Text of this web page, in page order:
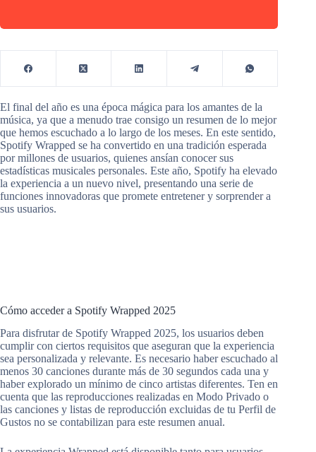
El final del año es una época mágica para los amantes de la
música, ya que a menudo trae consigo un resumen de lo mejor
que hemos escuchado a lo largo de los meses. En este sentido,
Spotify Wrapped se ha convertido en una tradición esperada
por millones de usuarios, quienes ansían conocer sus
estadísticas musicales personales. Este año, Spotify ha elevado
la experiencia a un nuevo nivel, presentando una serie de
funciones innovadoras que promete entretener y sorprender a
sus usuarios.
Cómo acceder a Spotify Wrapped 2025
Para disfrutar de Spotify Wrapped 2025, los usuarios deben
cumplir con ciertos requisitos que aseguran que la experiencia
sea personalizada y relevante. Es necesario haber escuchado al
menos 30 canciones durante más de 30 segundos cada una y
haber explorado un mínimo de cinco artistas diferentes. Ten en
cuenta que las reproducciones realizadas en Modo Privado o
las canciones y listas de reproducción excluidas de tu Perfil de
Gustos no se contabilizan para este resumen anual.